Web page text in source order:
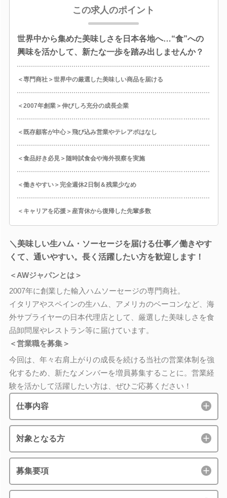
この求人のポイント
世界中から集めた美味しさを日本各地へ…“食”への
興味を活かして、新たな一歩を踏み出しませんか？
＜専門商社＞世界中の厳選した美味しい商品を届ける
＜2007年創業＞伸びしろ充分の成長企業
＜既存顧客が中心＞飛び込み営業やテレアポはなし
＜食品好き必見＞随時試食会や海外視察を実施
＜働きやすい＞完全週休2日制＆残業少なめ
＜キャリアを応援＞産育休から復帰した先輩多数
＼美味しい生ハム・ソーセージを届ける仕事／働きやす
くて、通いやすい。長く活躍したい方を歓迎します！
＜AWジャパンとは＞
2007年に創業した輸入ハムソーセージの専門商社。
イタリアやスペインの生ハム、アメリカのベーコンなど、海
外サプライヤーの日本代理店として、厳選した美味しさを食
品卸問屋やレストラン等に届けています。
＜営業職を募集＞
今回は、年々右肩上がりの成長を続ける当社の営業体制を強
化するため、新たなメンバーを増員募集することに。営業経
験を活かして活躍したい方は、ぜひご応募ください！
仕事内容
対象となる方
募集要項